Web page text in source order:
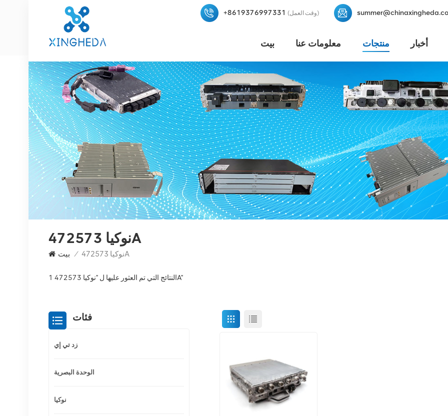
+8619376997331 (وقت العمل)
بيت معلومات عنا منتجات أخبار
نوكيا 472573A
بيت / نوكيا 472573A
1 النتائج التي تم العثور عليها ل "نوكيا 472573A"
فئات
زد تي إي
الوحدة البصرية
نوكيا